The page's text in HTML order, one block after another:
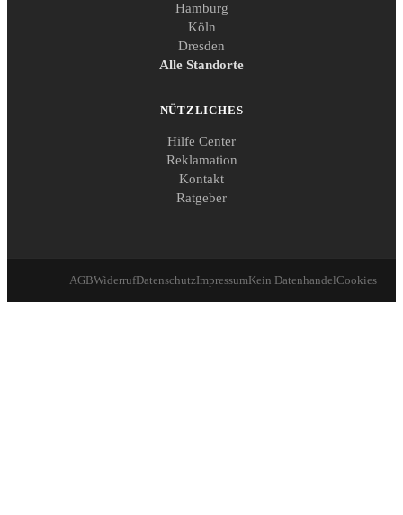
Hamburg
Köln
Dresden
Alle Standorte
NÜTZLICHES
Hilfe Center
Reklamation
Kontakt
Ratgeber
AGBWiderrufDatenschutzImpressumKein DatenhandelCookies